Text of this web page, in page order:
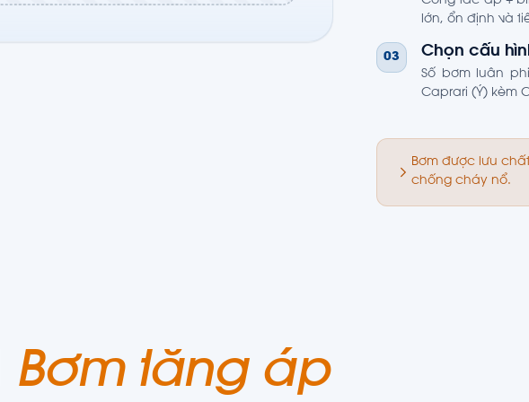
lớn, ổn định và
03 Chọn cấu
Số bơm luân
Caprari (Ý) kèm
Bơm được lưu
chống cháy nổ.
Bơm tăng áp